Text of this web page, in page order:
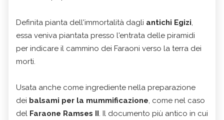
Definita pianta dell'immortalità dagli antichi Egizi,
essa veniva piantata presso l'entrata delle piramidi
per indicare il cammino dei Faraoni verso la terra dei
morti.
Usata anche come ingrediente nella preparazione
dei balsami per la mummificazione, come nel caso
del Faraone Ramses II. Il documento più antico in cui